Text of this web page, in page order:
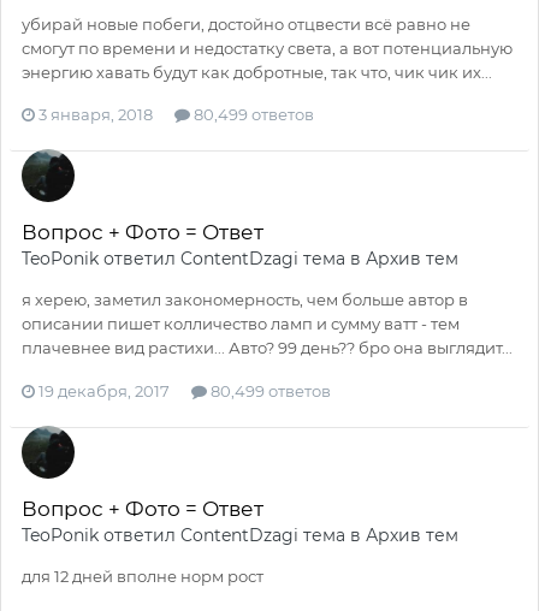
убирай новые побеги, достойно отцвести всё равно не
смогут по времени и недостатку света, а вот потенциальную
энергию хавать будут как добротные, так что, чик чик их...
3 января, 2018 80,499 ответов
Вопрос + Фото = Ответ
TeoPonik ответил ContentDzagi тема в Архив тем
я херею, заметил закономерность, чем больше автор в
описании пишет колличество ламп и сумму ватт - тем
плачевнее вид растихи... Авто? 99 день?? бро она выглядит...
19 декабря, 2017 80,499 ответов
Вопрос + Фото = Ответ
TeoPonik ответил ContentDzagi тема в Архив тем
для 12 дней вполне норм рост